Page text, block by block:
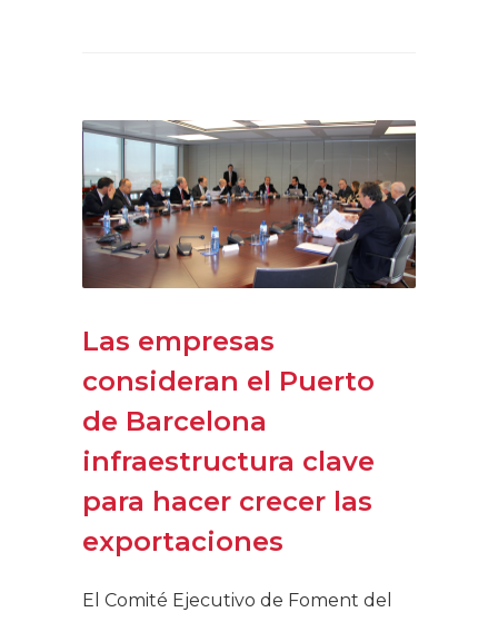
Las empresas
consideran el Puerto
de Barcelona
infraestructura clave
para hacer crecer las
exportaciones
El Comité Ejecutivo de Foment del